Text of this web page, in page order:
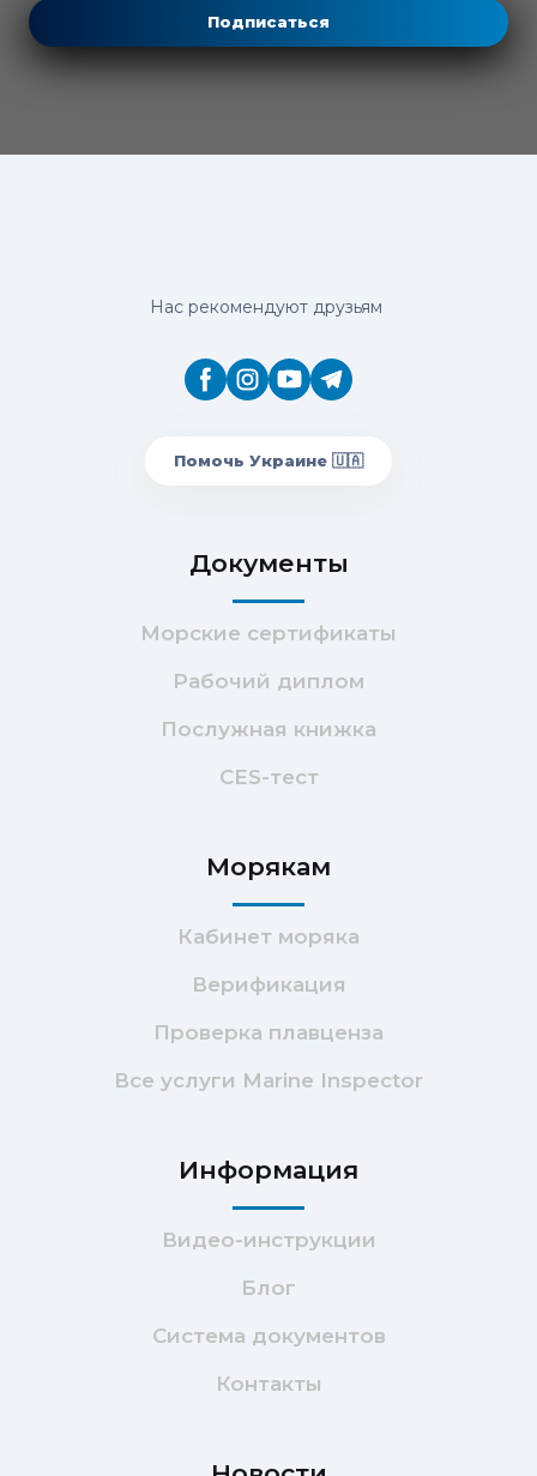
Подписаться
Нас рекомендуют друзьям
Помочь Украине 🇺🇦
Документы
Морские сертификаты
Рабочий диплом
Послужная книжка
CES-тест
Морякам
Кабинет моряка
Верификация
Проверка плавценза
Все услуги Marine Inspector
Информация
Видео-инструкции
Блог
Система документов
Контакты